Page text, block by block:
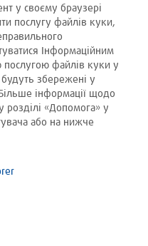
у своєму браузері
послугу файлів куки,
Інформаційним
послугою файлів куки у
збережені у
інформації щодо
«Допомога» у
або на нижче